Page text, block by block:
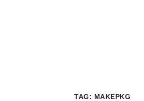
TAG: MAKEPKG